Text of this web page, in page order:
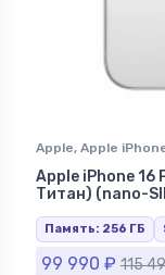
Apple, Apple
iPhone в
Apple iPhone 16
Титан) (nano-
Память: 256 ГБ
99 990 ₽ 115